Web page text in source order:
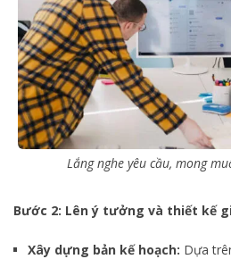
Lắng nghe yêu cầu, mong
Bước 2: Lên ý tưởng và thiết kế
Xây dựng bản kế hoạch: Dựa